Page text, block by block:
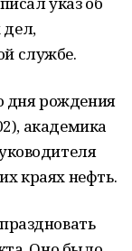
службе.
дня рождения
академика
краях нефть.